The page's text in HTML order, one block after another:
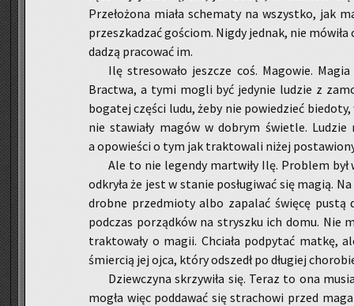
Prze­ło­żo­na miała sche­ma­ty na wszyst­ko, jak
prze­szka­dzać go­ściom. Nigdy jed­nak, nie
dadzą pra­co­wać im.
Ilę stre­so­wało jesz­cze coś. Ma­go­wie.
Brac­twa, a tymi mogli być je­dy­nie lu­dzie z
bo­ga­tej czę­ści ludu, żeby nie po­wie­dzieć
nie sta­wia­ły magów w do­brym świe­tle.
a opo­wie­ści o tym jak trak­to­wa­li niżej
Ale to nie le­gen­dy mar­twi­ły Ilę. Pro­blem
od­kry­ła że jest w sta­nie po­słu­gi­wać się magią.
drob­ne przed­mio­ty albo za­pa­lać świę­cę pustą
pod­czas po­rząd­ków na strysz­ku ich domu. Nie
trak­to­wa­ły o magii. Chcia­ła pod­py­tać matkę,
śmier­cią jej ojca, który od­szedł po dłu­giej
Dziew­czy­na skrzy­wi­ła się. Teraz to ona
mogła więc pod­da­wać się stra­cho­wi przed